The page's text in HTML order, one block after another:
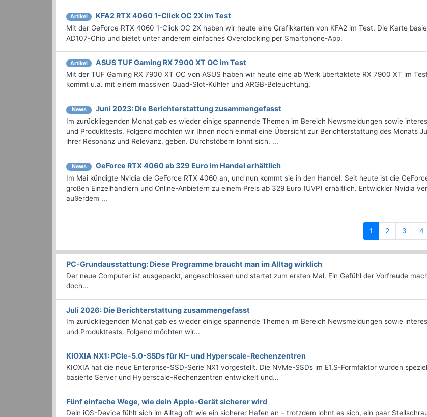
Artikel KFA2 RTX 4060 1-Click OC 2X im Test
Mit der GeForce RTX 4060 1-Click OC 2X haben wir heute eine Grafikkarten von KFA2 im Test. Die Karte
AD107-Chip und bietet unter anderem einfaches Overclocking per Smartphone-App.
Artikel ASUS TUF Gaming RX 7900 XT OC im Test
Mit der TUF Gaming RX 7900 XT OC von ASUS haben wir heute eine ab Werk übertaktete RX 7900 XT im
kommt u.a. mit einem massiven Quad-Slot-Kühler und ARGB-Beleuchtung.
News Juni 2023: Die Bericht­erstattung zusammengefasst
Im zurückliegenden Monat gab es wieder einige spannende Themen im Bereich Newsmeldungen sowie
und Produkttests. Folgend möchten wir Ihnen noch einmal eine Übersicht zur Berichterstattung des Monats
ihrer Resonanz und Relevanz, geben. Durchstöbern lohnt sich, ...
News GeForce RTX 4060 ab 329 Euro im Handel erhältlich
Im Mai kündigte Nvidia die GeForce RTX 4060 an, und nun kommt sie in den Handel. Seit heute ist die
großen Einzelhändlern und Online-Anbietern zu einem Preis ab 329 Euro (UVP) erhältlich. Entwickler Nvidia
außerdem ...
1 (current)
2 3 4
PC-Grundausstattung: Diese Programme braucht man im Alltag wirklich
Der neue Computer ist ausgepackt, angeschlossen und startet zum ersten Mal. Ein Gefühl der Vorfreude
doch...
Juli 2026: Die Bericht­erstattung zusammengefasst
Im zurückliegenden Monat gab es wieder einige spannende Themen im Bereich Newsmeldungen sowie
und Produkttests. Folgend möchten wir...
KIOXIA NX1: PCIe-5.0-SSDs für KI- und Hyperscale-Rechenzentren
KIOXIA hat die neue Enterprise-SSD-Serie NX1 vorgestellt. Die NVMe-SSDs im E1.S-Formfaktor wurden
basierte Server und Hyperscale-Rechenzentren entwickelt und...
Fünf einfache Wege, wie dein Apple-Gerät sicherer wird
Dein iOS-Device fühlt sich im Alltag oft wie ein sicherer Hafen an – trotzdem lohnt es sich, ein paar